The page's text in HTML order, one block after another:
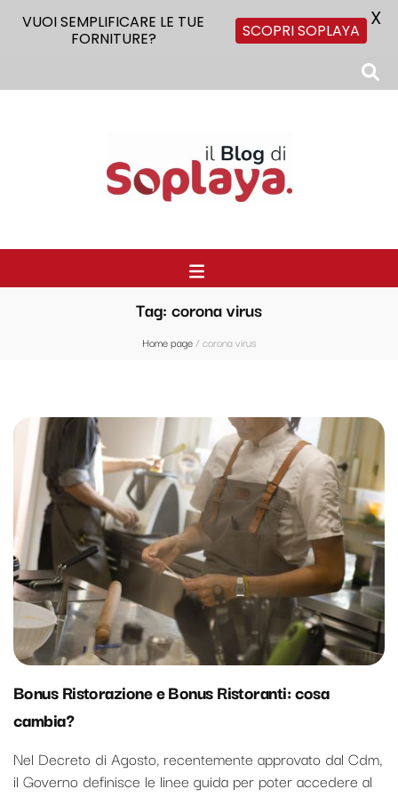
Tag: corona virus
Home page/corona virus
Bonus Ristorazione e Bonus Ristoranti: cosa
cambia?
Nel Decreto di Agosto, recentemente approvato dal Cdm,
il Governo definisce le linee guida per poter accedere al
VUOI SEMPLIFICARE LE TUE
FORNITURE?
SCOPRI SOPLAYA X